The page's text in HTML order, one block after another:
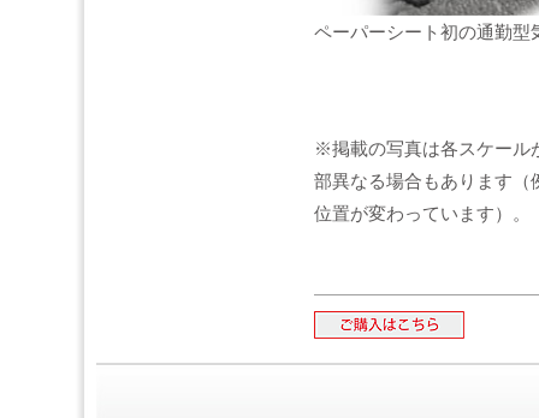
ペーパーシート初の通勤
※掲載の写真は各スケール
部異なる場合もあります（
位置が変わっています）。